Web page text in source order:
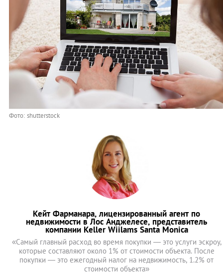
Фото: shutterstock
Кейт Фарманара, лицензированный агент по
недвижимости в Лос Анджелесе, представитель
компании Keller Wiilams Santa Monica
«Самый главный расход во время покупки — это услуги эскроу,
которые составляют около 1% от стоимости объекта. После
покупки — это ежегодный налог на недвижимость, 1.2% от
стоимости объекта»